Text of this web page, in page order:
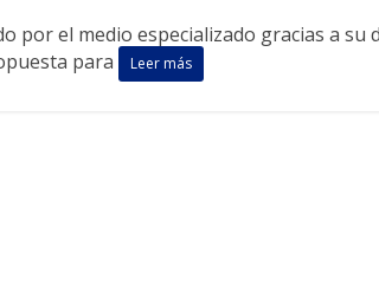
por el medio especializado gracias a
para
Leer más